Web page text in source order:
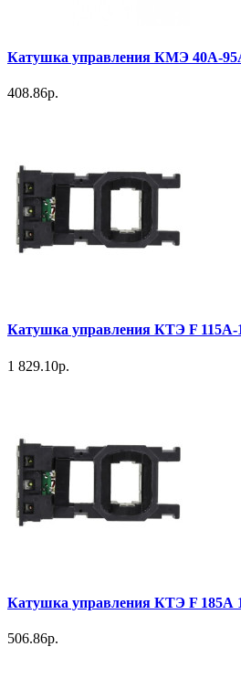
Катушка управления КМЭ 40А-
408.86р.
Катушка управления КТЭ F 115А-
1 829.10р.
Катушка управления КТЭ F 185А
506.86р.